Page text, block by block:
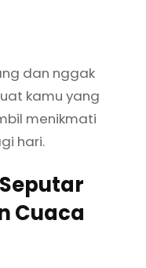
dan nggak
kamu yang
menikmati
hari.
Cuaca